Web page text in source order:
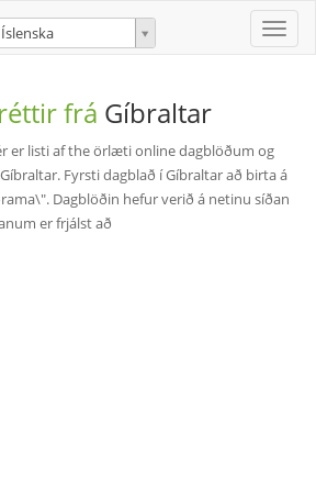
Toggle
Íslenska
frá Gíbraltar
er listi af the örlæti online dagblöðum og
Fyrsti dagblað í Gíbraltar að birta á
Dagblöðin hefur verið á netinu síðan
er frjálst að